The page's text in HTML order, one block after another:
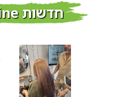
חדשות Headline